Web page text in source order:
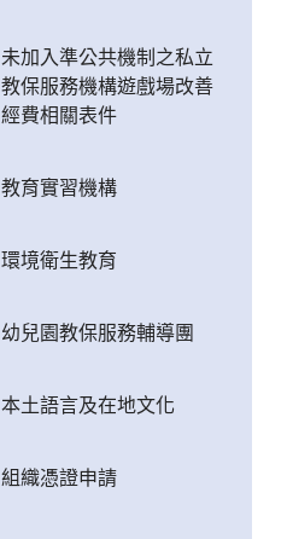
未加入準公共機制之私立
教保服務機構遊戲場改善
經費相關表件
教育實習機構
環境衛生教育
幼兒園教保服務輔導團
本土語言及在地文化
組織憑證申請